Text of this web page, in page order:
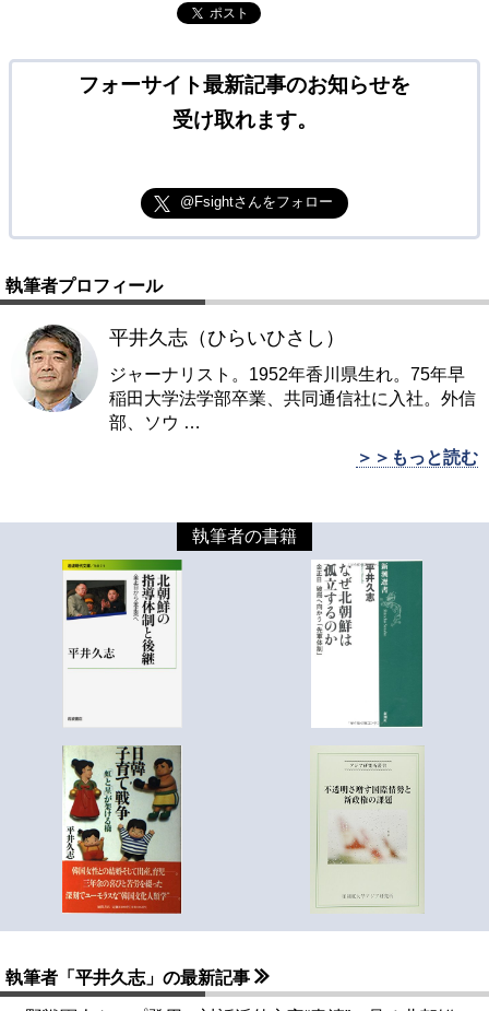
ポスト
フォーサイト最新記事のお知らせを
受け取れます。
@Fsightさんをフォロー
執筆者プロフィール
平井久志（ひらいひさし）
ジャーナリスト。1952年香川県生れ。75年早
稲田大学法学部卒業、共同通信社に入社。外信
部、ソウ …
＞＞もっと読む
執筆者の書籍
執筆者「平井久志」の最新記事